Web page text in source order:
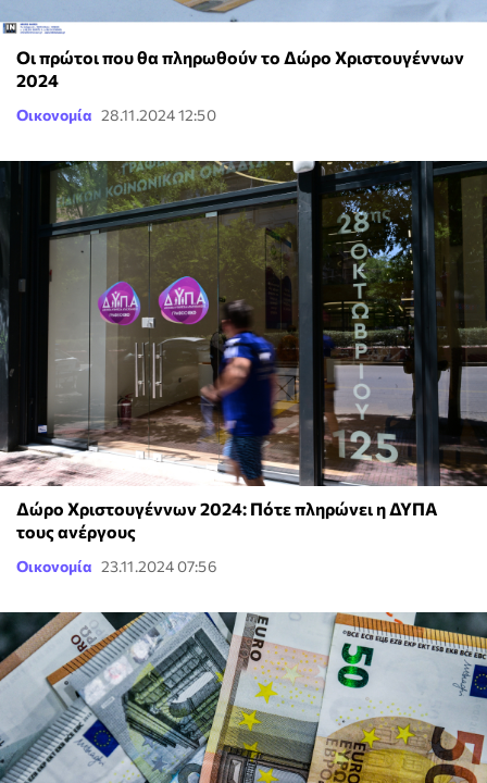
Οι πρώτοι που θα πληρωθούν το Δώρο Χριστουγέννων
2024
Οικονομία 28.11.2024 12:50
Δώρο Χριστουγέννων 2024: Πότε πληρώνει η ΔΥΠΑ
τους ανέργους
Οικονομία 23.11.2024 07:56